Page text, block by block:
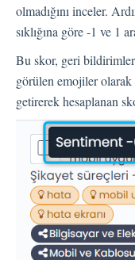
Geri Bildirim
Geri Bildirimlerle İlgili
Dışarı Aktar
Atama
Akışlar
Soru Türleri
Soru Tipleri S.S.S
Butonlar
olmadığını inceler.
sıklığına göre -1 ve 1
Bu skor, geri bildirimler
görülen emojiler
getirerek hesaplanan